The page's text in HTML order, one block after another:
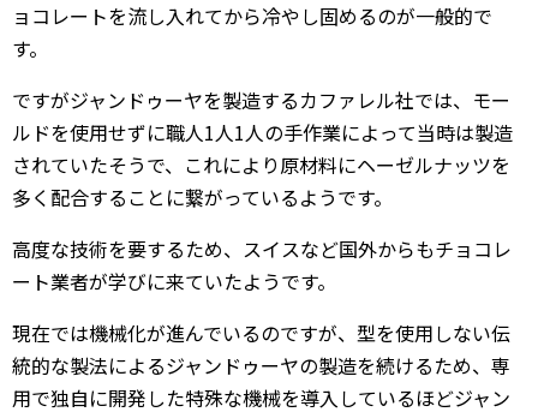
ョコレートを流し入れてから冷やし固めるのが一般的で
す。
ですがジャンドゥーヤを製造するカファレル社では、モー
ルドを使用せずに職人1人1人の手作業によって当時は製造
されていたそうで、これにより原材料にヘーゼルナッツを
多く配合することに繋がっているようです。
高度な技術を要するため、スイスなど国外からもチョコレ
ート業者が学びに来ていたようです。
現在では機械化が進んでいるのですが、型を使用しない伝
統的な製法によるジャンドゥーヤの製造を続けるため、専
用で独自に開発した特殊な機械を導入しているほどジャン